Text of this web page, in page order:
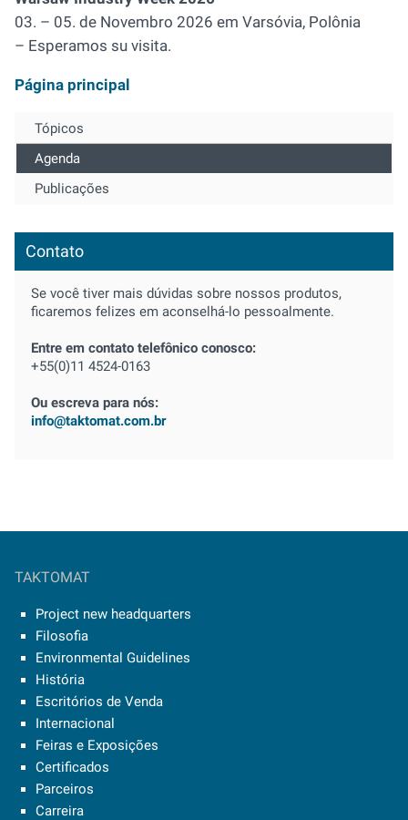
03. – 05. de Novembro 2026 em Varsóvia, Polônia
– Esperamos su visita.
Página principal
Tópicos
Agenda
Publicações
Contato
Se você tiver mais dúvidas sobre nossos produtos,
ficaremos felizes em aconselhá-lo pessoalmente.
Entre em contato telefônico conosco:
+55(0)11 4524-0163
Ou escreva para nós:
info@taktomat.com.br
TAKTOMAT
Project new headquarters
Filosofia
Environmental Guidelines
História
Escritórios de Venda
Internacional
Feiras e Exposições
Certificados
Parceiros
Carreira